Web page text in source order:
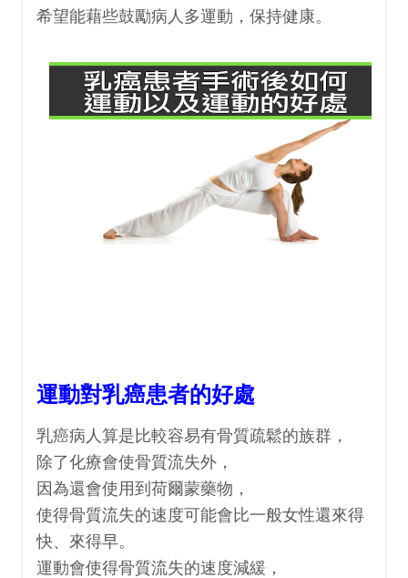
希望能藉些鼓勵病人多運動，保持健康。
運動對乳癌患者的好處
乳癌病人算是比較容易有骨質疏鬆的族群，
除了化療會使骨質流失外，
因為還會使用到荷爾蒙藥物，
使得骨質流失的速度可能會比一般女性還來得
快、來得早。
運動會使得骨質流失的速度減緩，